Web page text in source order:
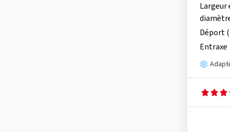
Largeur
Déport
Entraxe